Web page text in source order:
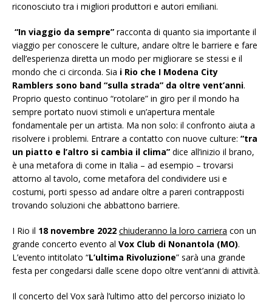
riconosciuto tra i migliori produttori e autori emiliani.
“In viaggio da sempre” racconta di quanto sia importante il
viaggio per conoscere le culture, andare oltre le barriere e fare
dell’esperienza diretta un modo per migliorare se stessi e il
mondo che ci circonda. Sia i Rio che I Modena City
Ramblers sono band “sulla strada” da oltre vent’anni.
Proprio questo continuo “rotolare” in giro per il mondo ha
sempre portato nuovi stimoli e un’apertura mentale
fondamentale per un artista. Ma non solo: il confronto aiuta a
risolvere i problemi. Entrare a contatto con nuove culture: “tra
un piatto e l’altro si cambia il clima” dice all’inizio il brano,
è una metafora di come in Italia – ad esempio – trovarsi
attorno al tavolo, come metafora del condividere usi e
costumi, porti spesso ad andare oltre a pareri contrapposti
trovando soluzioni che abbattono barriere.
I Rio il 18 novembre 2022 chiuderanno la loro carriera con un
grande concerto evento al Vox Club di Nonantola (MO).
L’evento intitolato “L’ultima Rivoluzione” sarà una grande
festa per congedarsi dalle scene dopo oltre vent’anni di attività.
Il concerto del Vox sarà l’ultimo atto del percorso iniziato lo